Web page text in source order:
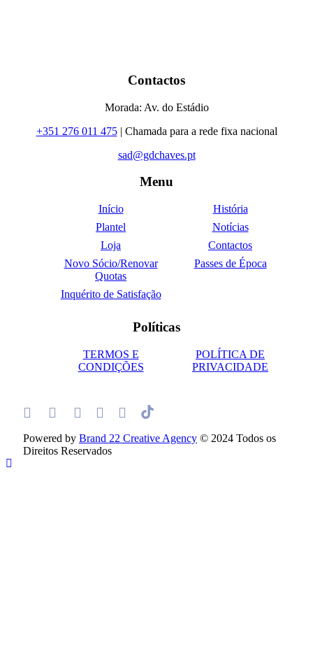
Contactos
Morada: Av. do Estádio
+351 276 011 475| Chamada para a rede fixa nacional
sad@gdchaves.pt
Menu
Início
História
Plantel
Notícias
Loja
Contactos
Novo Sócio/Renovar
Quotas
Passes de Época
Inquérito de Satisfação
Políticas
TERMOS E
CONDIÇÕES
POLÍTICA DE
PRIVACIDADE
Powered by Brand 22 Creative Agency © 2024 Todos os
Direitos Reservados